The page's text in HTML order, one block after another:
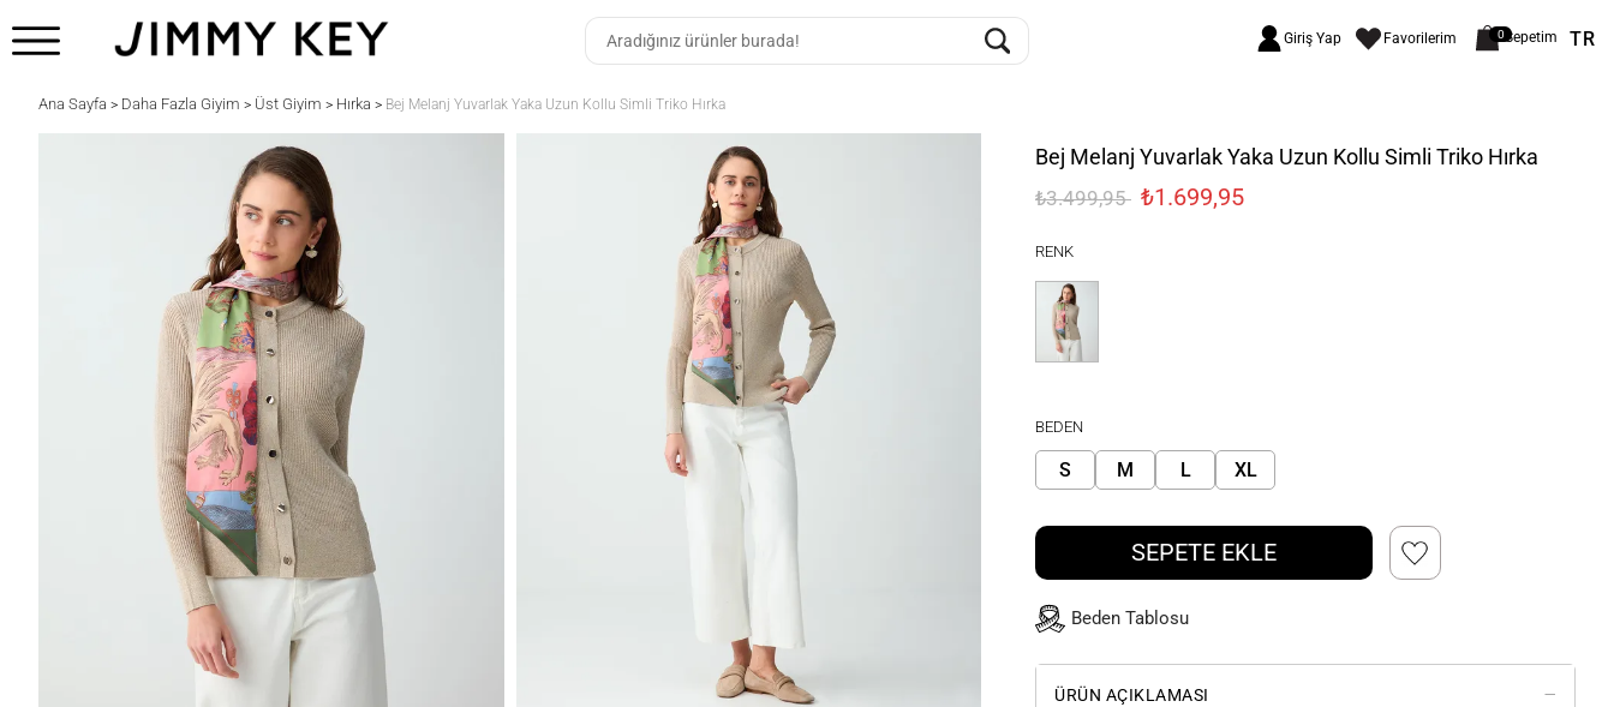
Giriş Yap Favorilerim 0Sepetim TR
Ana Sayfa > Daha Fazla Giyim > Üst Giyim > Hırka > Bej Melanj Yuvarlak Yaka Uzun Kollu Simli Triko Hırka
Bej Melanj Yuvarlak Yaka Uzun Kollu Simli Triko Hırka
₺3.499,95 ₺1.699,95
RENK
BEDEN
S M L XL
SEPETE EKLE
Beden Tablosu
ÜRÜN AÇIKLAMASI